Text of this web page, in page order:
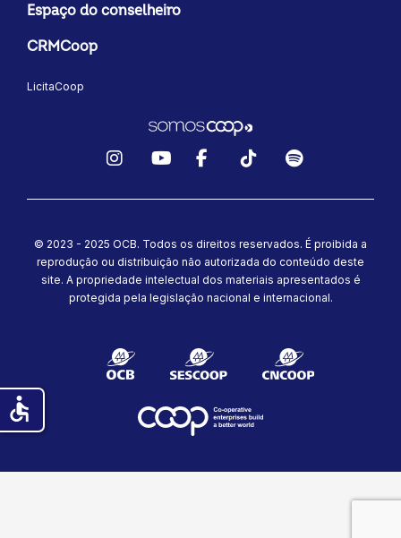
Espaço do conselheiro
CRMCoop
LicitaCoop
© 2023 - 2025 OCB. Todos os direitos reservados. É proibida a
reprodução ou distribuição não autorizada do conteúdo deste
site. A propriedade intelectual dos materiais apresentados é
protegida pela legislação nacional e internacional.
accessible